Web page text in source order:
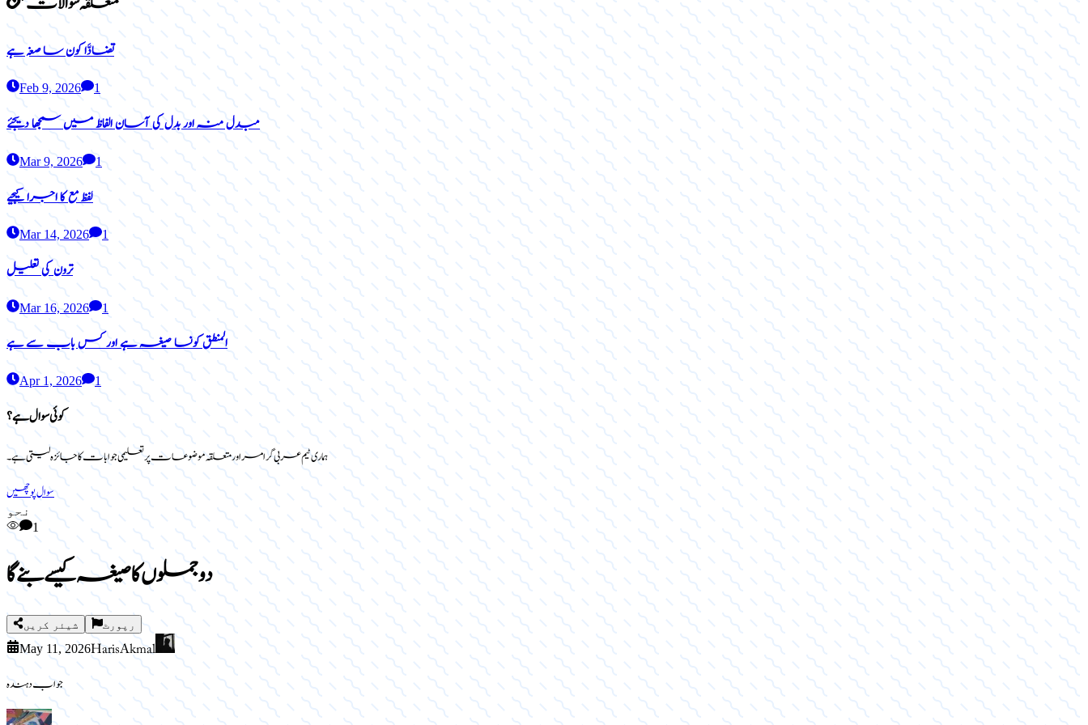
تضادَّا کون سا صغہ ہے
Feb 9, 2026 1
مبدل منہ اور بدل کی آسان الفاظ میں سمجھا دیجئے
Mar 9, 2026 1
لفظ مع کا اجرا کیجیے
Mar 14, 2026 1
ترون کی تعلیل
Mar 16, 2026 1
المنطق کونسا صیغہ ہے اور کس باب سے ہے
Apr 1, 2026 1
کوئی سوال ہے؟
ہماری ٹیم عربی گرامر اور متعلقہ موضوعات پر تعلیمی جوابات کا جائزہ لیتی ہے۔
سوال پوچھیں
نحو
1
دو جملوں کا صیغہ کیسے بنے گا
شیئر کریں رپورٹ
May 11, 2026Haris Akmal
جواب دہندہ